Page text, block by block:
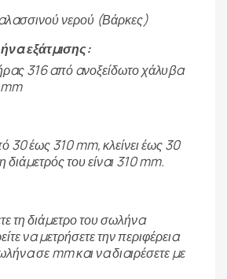
νερού (Βάρκες)
εξάτμισης:
316 από ανοξείδωτο χάλυβα
30 έως 310 mm, κλείνει έως 30
διάμετρός του είναι 310 mm.
τη διάμετρο του σωλήνα
να μετρήσετε την περιφέρεια
σε mm και να διαιρέσετε με